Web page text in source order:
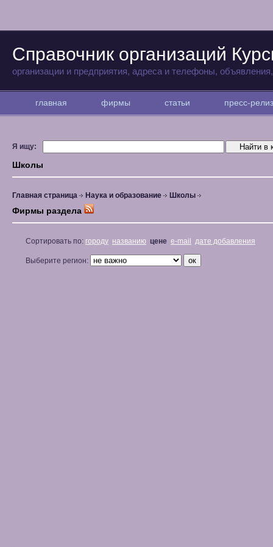
Справочник организаций
организации и предприятия, адреса и телефоны,
главная фирмы статьи пресс-
Я ищу:
Школы
Главная страница Наука и образование Школы
Фирмы раздела
Сортировать по: городу названию цене e-mail дате добавления
Выберите регион: